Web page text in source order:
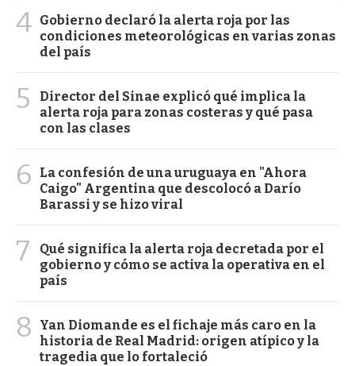
4 Gobierno declaró la alerta roja por las
condiciones meteorológicas en varias zonas
del país
5
Director del Sinae explicó qué implica la
alerta roja para zonas costeras y qué pasa
con las clases
6
La confesión de una uruguaya en "Ahora
Caigo" Argentina que descolocó a Darío
Barassi y se hizo viral
7
Qué significa la alerta roja decretada por el
gobierno y cómo se activa la operativa en el
país
8
Yan Diomande es el fichaje más caro en la
historia de Real Madrid: origen atípico y la
tragedia que lo fortaleció